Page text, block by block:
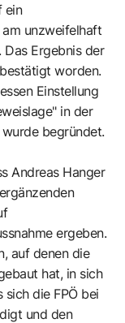
ein
unzweifelhaft
Ergebnis der
worden.
Einstellung
in der
begründet.
Andreas Hanger
ergeben.
auf denen die
hat, in sich
die FPÖ bei
und den